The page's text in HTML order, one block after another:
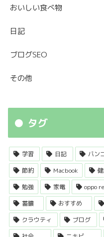
おいしい食べ物
日記
ブログSEO
その他
タグ
学習 日記 バン
節約
Macbook
勉強
家電 oppo
蓄膿
おすすめ
クラウティ
ブログ